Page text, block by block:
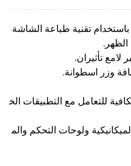
تقنية طباعة الشاشة
تأثيران.
وزر اسطوانة.
للتعامل مع التطبيقات الخ
ولوحات التحكم والم